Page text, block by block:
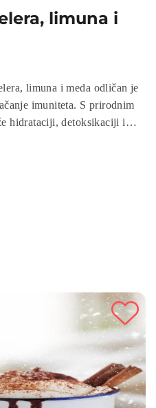
limuna i
limuna i meda odličan je
imuniteta. S prirodnim
hidrataciji, detoksikaciji i